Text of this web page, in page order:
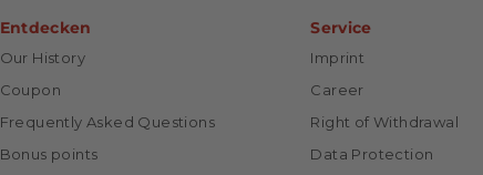
Entdecken
Our History
Coupon
Frequently Asked Questions
Bonus points
Service
Imprint
Career
Right of Withdrawal
Data Protection